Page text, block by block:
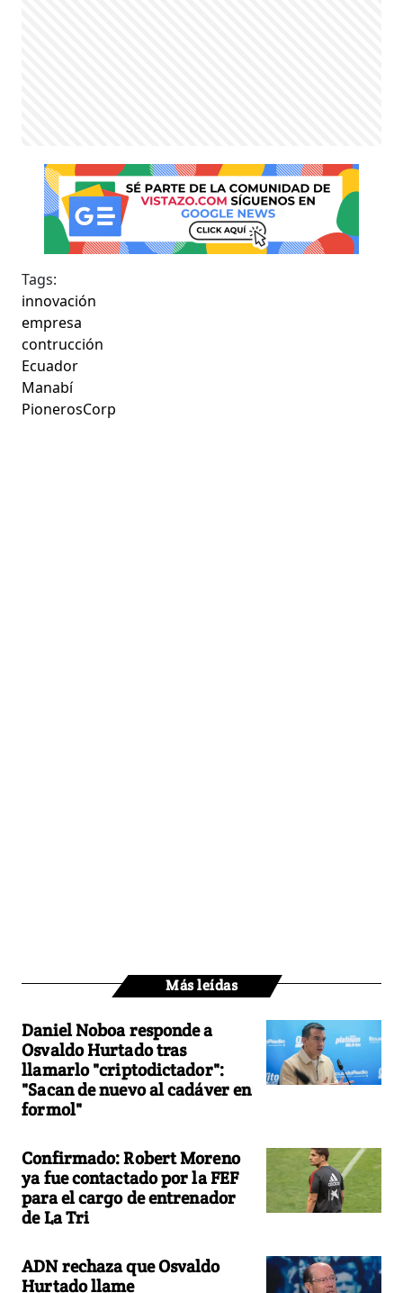
Tags:
innovación
empresa
contrucción
Ecuador
Manabí
PionerosCorp
Más leídas
Daniel Noboa responde a
Osvaldo Hurtado tras
llamarlo "criptodictador":
"Sacan de nuevo al cadáver en
formol"
Confirmado: Robert Moreno
ya fue contactado por la FEF
para el cargo de entrenador
de La Tri
ADN rechaza que Osvaldo
Hurtado llame